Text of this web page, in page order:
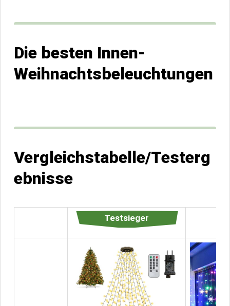
Die besten Innen-
Weihnachtsbeleuchtungen
Vergleichstabelle/Testerg
ebnisse
Testsieger